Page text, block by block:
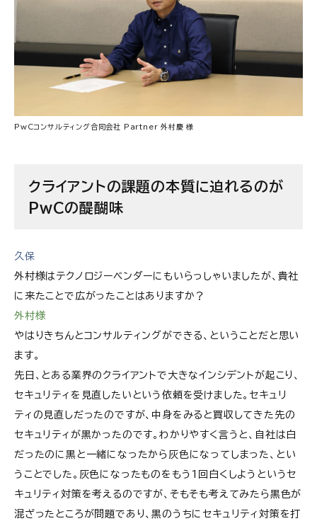
PwCコンサルティング合同会社 Partner 外村慶 様
クライアントの課題の本質に迫れるのが
PwCの醍醐味
久保
外村様はテクノロジーベンダーにもいらっしゃいましたが、貴社
に来たことで広がったことはありますか？
外村様
やはりきちんとコンサルティングができる、ということだと思い
ます。
先日、とある業界のクライアントで大きなインシデントが起こり、
セキュリティを見直したいという依頼を受けました。セキュリ
ティの見直しだったのですが、中身をみると買収してきた先の
セキュリティが黒かったのです。わかりやすく言うと、自社は白
だったのに黒と一緒になったから灰色になってしまった、とい
うことでした。灰色になったものをもう1回白くしようというセ
キュリティ対策を考えるのですが、そもそも考えてみたら黒色が
混ざったところが問題であり、黒のうちにセキュリティ対策を打